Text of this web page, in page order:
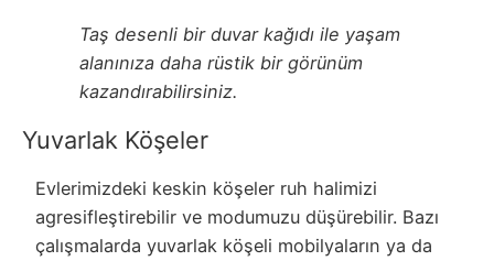
Taş desenli bir duvar kağıdı ile yaşam
alanınıza daha rüstik bir görünüm
kazandırabilirsiniz.
Yuvarlak Köşeler
Evlerimizdeki keskin köşeler ruh halimizi
agresifleştirebilir ve modumuzu düşürebilir. Bazı
çalışmalarda yuvarlak köşeli mobilyaların ya da